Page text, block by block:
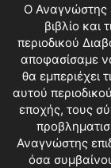
O Αναγνώστης
βιβλίο και
περιοδικού
αποφασίσαμε
θα εμπεριέχει
αυτού
εποχής, τους
Αναγνώστης
όσα